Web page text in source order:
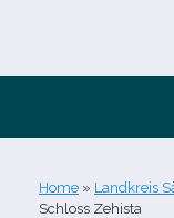
Home » Landkreis
Schloss Zehista